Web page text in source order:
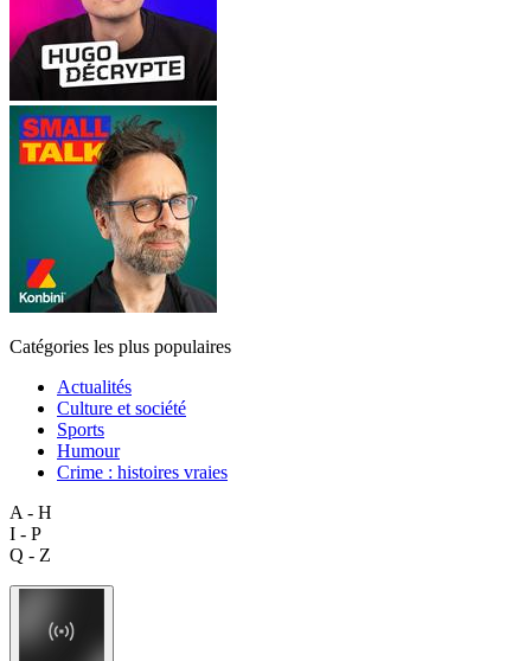
Catégories les plus populaires
Actualités
Culture et société
Sports
Humour
Crime : histoires vraies
A - H
I - P
Q - Z